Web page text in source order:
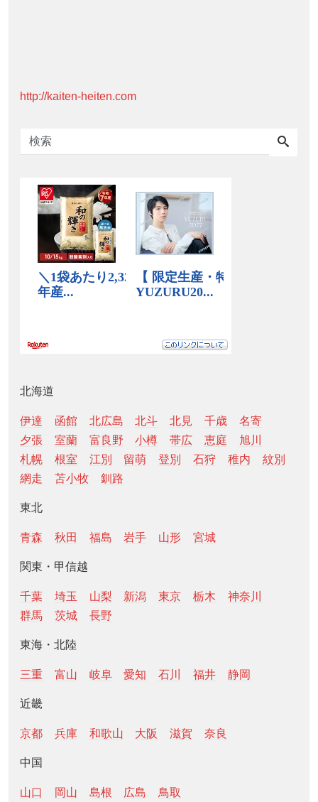
http://kaiten-heiten.com
北海道
伊達 函館 北広島 北斗 北見 千歳
名寄
夕張
室蘭 富良野 小樽 帯広 恵庭
旭川
札幌
根室 江別 留萌 登別 石狩 稚内
紋別
網走
苫小牧 釧路
東北
青森 秋田 福島 岩手 山形 宮城
関東・甲信越
千葉 埼玉 山梨 新潟 東京 栃木
神奈川
群馬
茨城 長野
東海・北陸
三重 富山 岐阜 愛知 石川 福井 静岡
近畿
京都 兵庫 和歌山 大阪 滋賀 奈良
中国
山口 岡山 島根 広島
鳥取